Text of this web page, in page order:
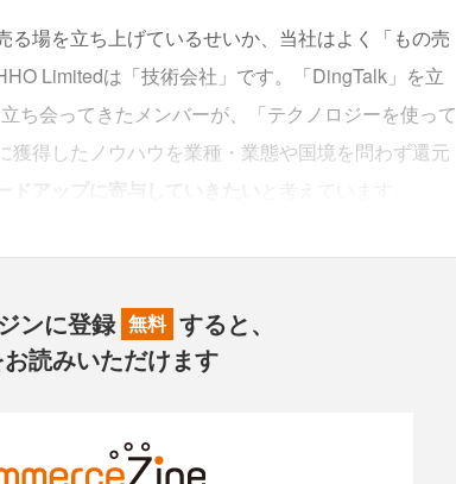
場を立ち上げているせいか、当社はよく「もの売
Limitedは「技術会社」です。「DingTalk」を立
ち会ってきたメンバーが、「テクノロジーを使って
獲得したノウハウを業種・業態や国境を問わず還元
ンに登録 無料 すると、
読みいただけます